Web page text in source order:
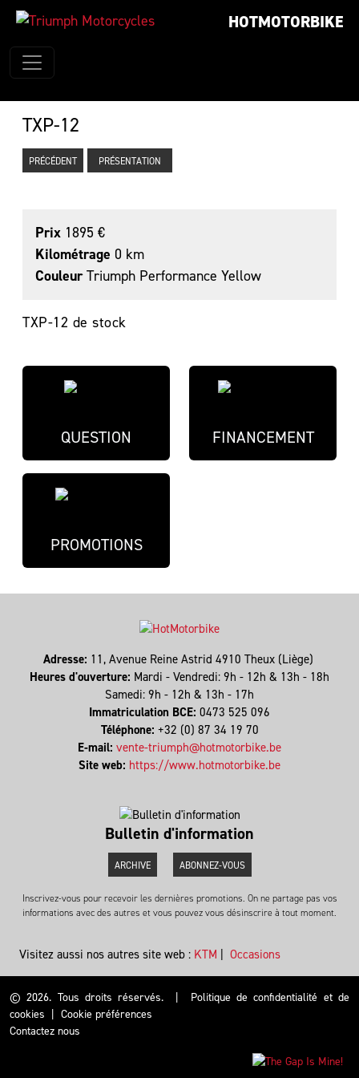
HOTMOTORBIKE
TXP-12
PRÉCÉDENT PRÉSENTATION
Prix 1895 €
Kilométrage 0 km
CouleurTriumph Performance Yellow
TXP-12 de stock
QUESTION FINANCEMENT
PROMOTIONS
Adresse: 11, Avenue Reine Astrid 4910 Theux (Liège)
Heures d'ouverture: Mardi - Vendredi: 9h - 12h & 13h - 18h
Samedi: 9h - 12h & 13h - 17h
Immatriculation BCE: 0473 525 096
Téléphone: +32 (0) 87 34 19 70
E-mail: vente-triumph@hotmotorbike.be
Site web: https://www.hotmotorbike.be
Bulletin d'information
ARCHIVE ABONNEZ-VOUS
Inscrivez-vous pour recevoir les dernières promotions. On ne partage pas vos
informations avec des autres et vous pouvez vous désinscrire à tout moment.
Visitez aussi nos autres site web : KTM | Occasions
© 2026. Tous droits réservés. | Politique de confidentialité et de
cookies | Cookie préférences
Contactez nous